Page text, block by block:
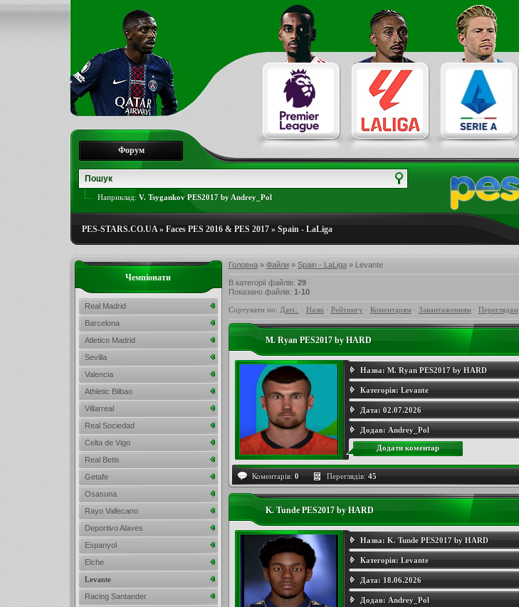
Форум
Наприклад: V. Tsygankov PES2017 by Andrey_Pol
PES-STARS.CO.UA» Faces PES 2016 & PES 2017» Spain - LaLiga
Головна» Файли» Spain - LaLiga» Levante
В категорії файлів: 29
Показано файлів: 1-10
Сортувати по: Даті · Назві · Рейтингу · Коментарям· Завантаженням· Переглядам
M. Ryan PES2017 by HARD
Назва: M. Ryan PES2017 by HARD
Категорія: Levante
Дата: 02.07.2026
Додав: Andrey_Pol
Додати коментар
Коментарів: 0 Переглядів: 45
K. Tunde PES2017 by HARD
Назва: K. Tunde PES2017 by HARD
Категорія: Levante
Дата: 18.06.2026
Додав: Andrey_Pol
Чемпіонати
Real Madrid
Barcelona
Atletico Madrid
Sevilla
Valencia
Athletic Bilbao
Villarreal
Real Sociedad
Celta de Vigo
Real Betis
Getafe
Osasuna
Rayo Vallecano
Deportivo Alaves
Espanyol
Elche
Levante
Racing Santander